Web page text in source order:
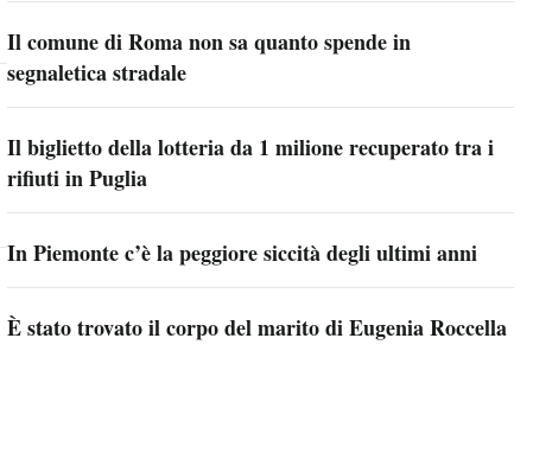
Il comune di Roma non sa quanto spende in
segnaletica stradale
Il biglietto della lotteria da 1 milione recuperato tra i
rifiuti in Puglia
In Piemonte c’è la peggiore siccità degli ultimi anni
È stato trovato il corpo del marito di Eugenia Roccella